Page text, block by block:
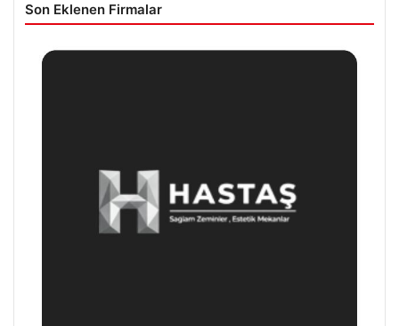
Son Eklenen Firmalar